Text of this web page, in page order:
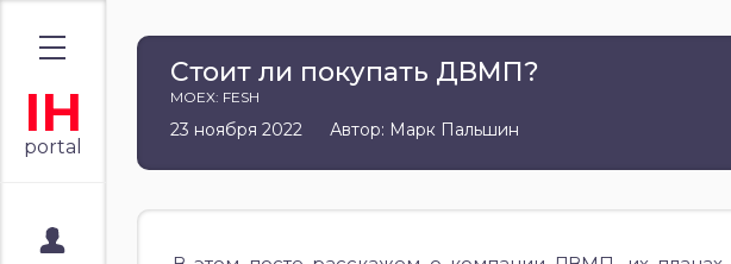
IH
portal
Стоит ли покупать ДВМП?
MOEX: FESH
23 ноября 2022 Автор: Марк Пальшин